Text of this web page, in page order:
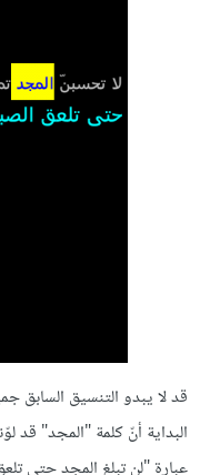
قد لا يبدو التنسيق السابق
البداية أنّ كلمة "المجد" قد